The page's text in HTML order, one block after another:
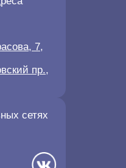
сетях
7,
пр.,